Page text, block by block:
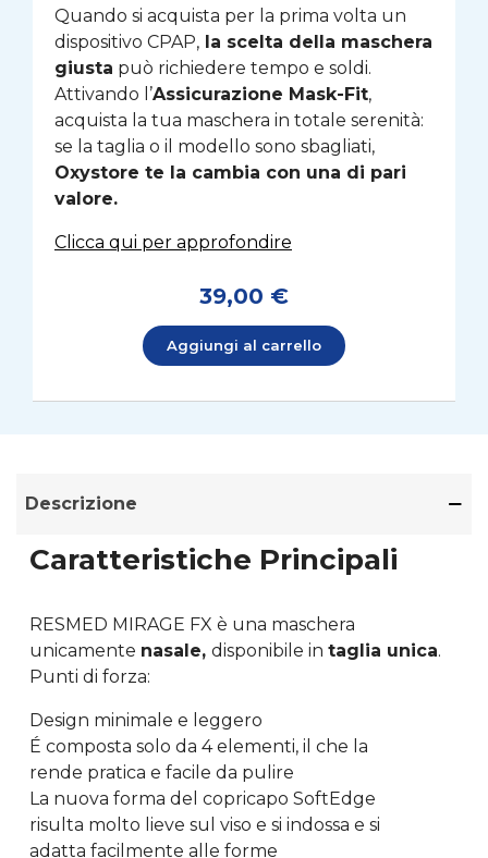
Quando si acquista per la prima volta un
dispositivo CPAP, la scelta della maschera
giusta può richiedere tempo e soldi.
Attivando l’Assicurazione Mask-Fit,
acquista la tua maschera in totale serenità:
se la taglia o il modello sono sbagliati,
Oxystore te la cambia con una di pari
valore.
Clicca qui per approfondire
39,00 €
Aggiungi al carrello
Descrizione
Caratteristiche Principali
RESMED MIRAGE FX è una maschera
unicamente nasale, disponibile in taglia unica.
Punti di forza:
Design minimale e leggero
É composta solo da 4 elementi, il che la
rende pratica e facile da pulire
La nuova forma del copricapo SoftEdge
risulta molto lieve sul viso e si indossa e si
adatta facilmente alle forme